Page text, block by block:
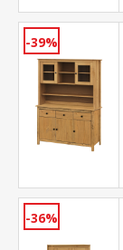
-39%
-36%